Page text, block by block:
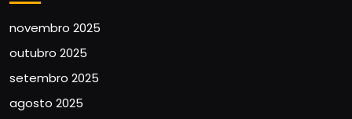
novembro 2025
outubro 2025
setembro 2025
agosto 2025